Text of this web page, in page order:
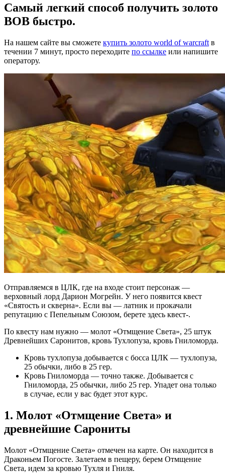
Самый легкий способ получить золото
ВОВ быстро.
На нашем сайте вы сможете купить золото world of warcraft в
течении 7 минут, просто переходите по ссылке или напишите
оператору.
Отправляемся в ЦЛК, где на входе стоит персонаж —
верховный лорд Дарион Могрейн. У него появится квест
«Святость и скверна». Если вы — латник и прокачали
репутацию с Пепельным Союзом, берете здесь квест-.
По квесту нам нужно — молот «Отмщение Света», 25 штук
Древнейших Саронитов, кровь Тухлопуза, кровь Гниломорда.
Кровь тухлопуза добывается с босса ЦЛК — тухлопуза,
25 обычки, либо в 25 гер.
Кровь Гниломорда — точно также. Добывается с
Гниломорда, 25 обычки, либо 25 гер. Упадет она только
в случае, если у вас будет этот курс.
1. Молот «Отмщение Света» и
древнейшие Сарониты
Молот «Отмщение Света» отмечен на карте. Он находится в
Драконьем Погосте. Залетаем в пещеру, берем Отмщение
Света, идем за кровью Тухля и Гниля.